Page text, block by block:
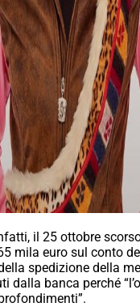
il 25 ottobre
mila euro sul conto
spedizione della
dalla banca perché